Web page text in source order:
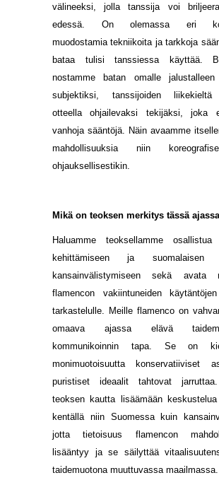
välineeksi, jolla tanssija voi
edessä. On olemassa eri
muodostamia tekniikoita ja tarkkoja
bataa tulisi tanssiessa käyttää.
nostamme batan omalle jalustalleen
subjektiksi, tanssijoiden liikekieltä
otteella ohjailevaksi tekijäksi, joka
vanhoja sääntöjä. Näin avaamme
mahdollisuuksia niin
ohjauksellisestikin.
Mikä on teoksen merkitys tässä
Haluamme teoksellamme osallistua
kehittämiseen ja suomalaisen
kansainvälistymiseen sekä avata
flamencon vakiintuneiden
tarkastelulle. Meille flamenco on
omaava ajassa elävä
kommunikoinnin tapa. Se on
monimuotoisuutta konservatiiviset
puristiset ideaalit tahtovat
teoksen kautta lisäämään
kentällä niin Suomessa kuin
jotta tietoisuus flamencon
lisääntyy ja se säilyttää
taidemuotona muuttuvassa maailmassa.